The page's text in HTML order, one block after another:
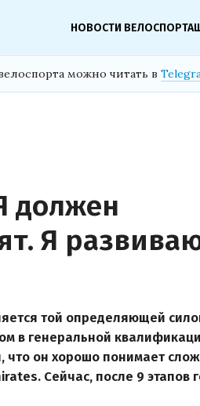
НОВОСТИ ВЕЛОСПОРТА
можно читать в
должен
Я
той определяющей
в генеральной
он хорошо понимает
Сейчас, после 9 этапов